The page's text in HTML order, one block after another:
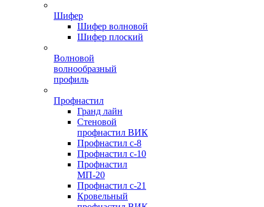
Шифер
Шифер волновой
Шифер плоский
Волновой
волнообразный
профиль
Профнастил
Гранд лайн
Стеновой
профнастил ВИК
Профнастил с-8
Профнастил с-10
Профнастил
МП-20
Профнастил с-21
Кровельный